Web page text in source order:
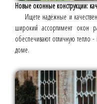
Новые оконные конструкции:
Ищете надёжные и
широкий ассортимент окон
обеспечивают отличную тепло
доме.